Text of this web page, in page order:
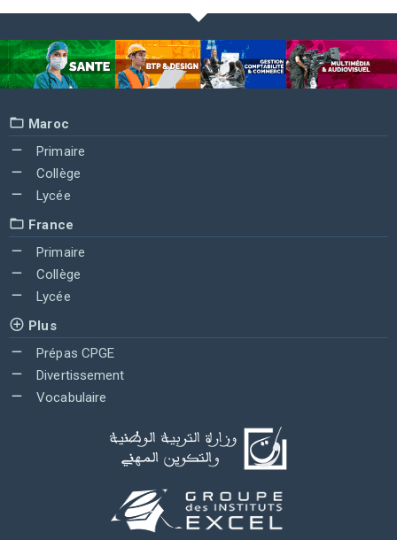
Maroc
Primaire
Collège
Lycée
France
Primaire
Collège
Lycée
Plus
Prépas CPGE
Divertissement
Vocabulaire